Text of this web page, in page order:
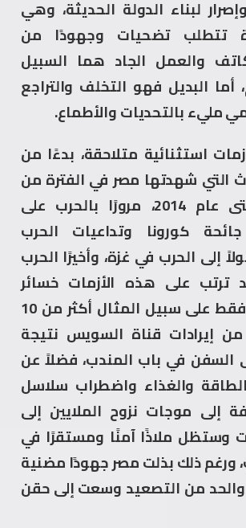
لبناء الدولة الحديثة، وهي
تتطلب تضحيات وجهودًا من
والعمل الجاد هما السبيل
أما البديل فهو التخلف والتراجع
مليء بالتحديات والأطماع.
استثنائية متلاحقة، بدءًا من
التي شهدتها مصر في الفترة من
عام 2011 وحتى عام 2014، مرورًا بالحرب على
كورونا وتداعيات الحرب
إلى الحرب في غزة، وأخيرًا الحرب
ترتب على هذه الأزمات خسائر
جسيمة، منها فقط على سبيل المثال أكثر من 10
من إيرادات قناة السويس نتيجة
السفن في باب المندب، فضلاً عن
والغذاء واضطراب سلاسل
إلى موجات نزوح الملايين إلى
وستظل ملاذًا آمنًا ومستقرًا في
ذلك بذلت مصر جهودًا مضنية
من التصعيد وسعت إلى حقن